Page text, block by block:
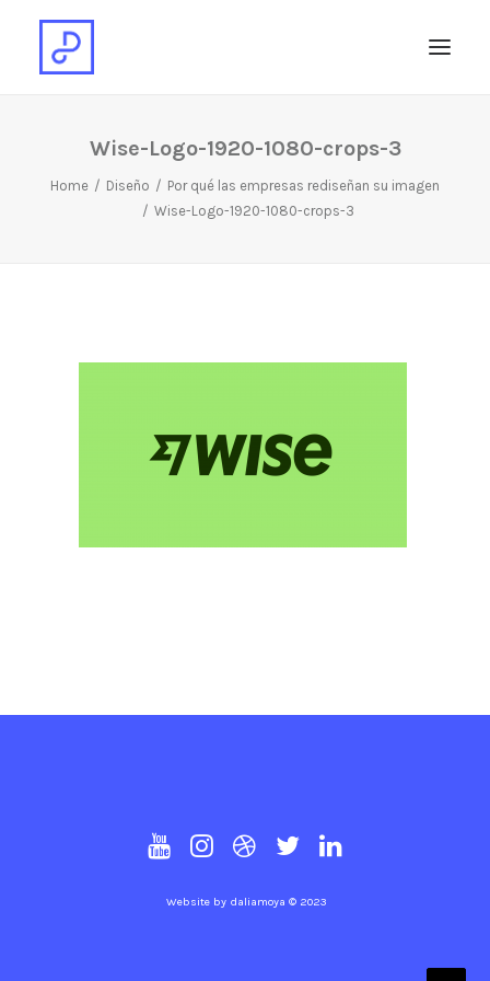
Wise-Logo-1920-1080-crops-3
Home Diseño
Por qué las empresas rediseñan su imagen
Wise-Logo-1920-1080-crops-3
Website by daliamoya © 2023